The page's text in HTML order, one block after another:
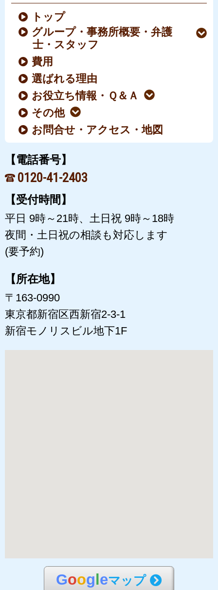
トップ
グループ・事務所概要・弁護
士・スタッフ
費用
選ばれる理由
お役立ち情報・Ｑ＆Ａ
その他
お問合せ・アクセス・地図
【電話番号】
0120-41-2403
【受付時間】
平日 9時～21時、土日祝 9時～18時
夜間・土日祝の相談も対応します
(要予約)
【所在地】
〒163-0990
東京都新宿区西新宿2-3-1
新宿モノリスビル地下1F
Googleマップ